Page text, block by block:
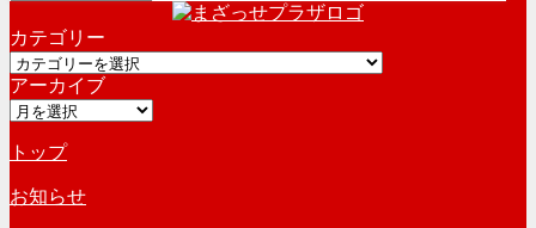
カ
イ
ブ
カテゴリー
カ
テ
ゴ
ー
アーカイブ
ア
カ
イ
ブ
トップ
お知らせ